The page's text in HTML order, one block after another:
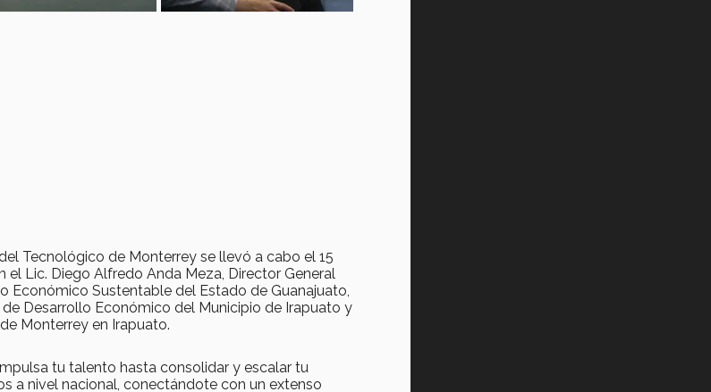
Tecnológico de Monterrey se llevó a cabo el 15
Lic. Diego Alfredo Anda Meza, Director General
Económico Sustentable del Estado de Guanajuato,
Desarrollo Económico del Municipio de Irapuato y
Monterrey en Irapuato.
tu talento hasta consolidar y escalar tu
a nivel nacional, conectándote con un extenso